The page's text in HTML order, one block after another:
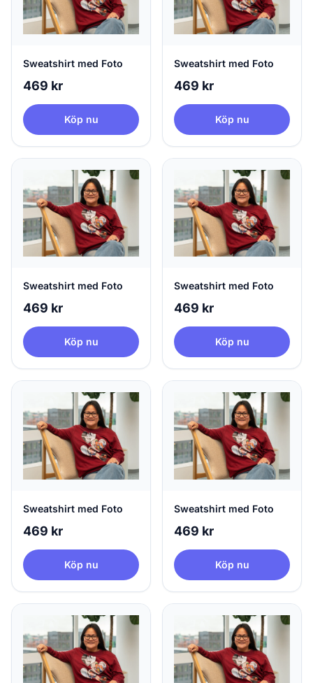
Sweatshirt med Foto
469 kr
Köp nu
Sweatshirt med Foto
469 kr
Köp nu
Sweatshirt med Foto
469 kr
Köp nu
Sweatshirt med Foto
469 kr
Köp nu
Sweatshirt med Foto
469 kr
Köp nu
Sweatshirt med Foto
469 kr
Köp nu